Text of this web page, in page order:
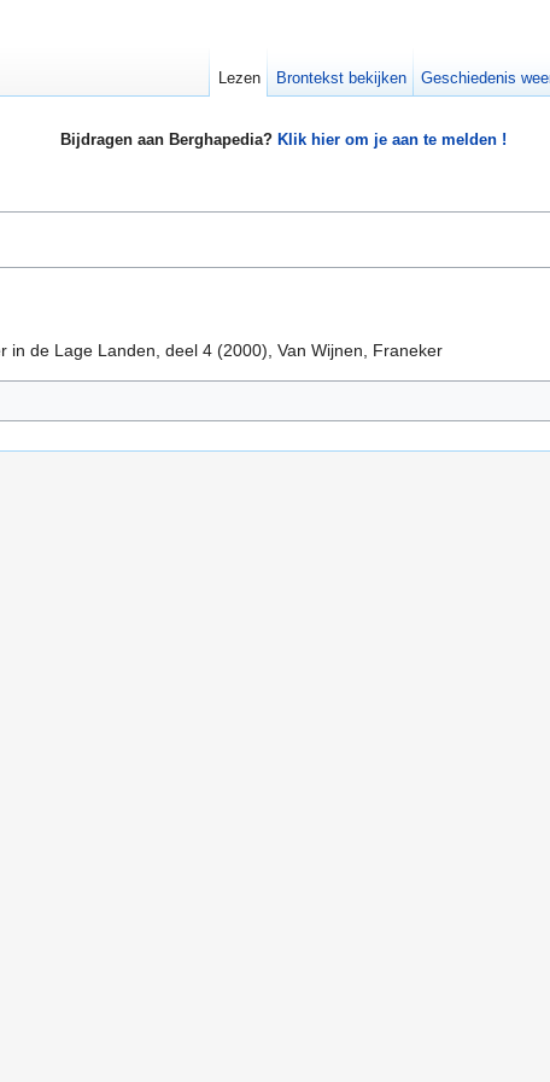
Bijdragen aan Berghapedia? Klik hier om je aan te melden !
in de Lage Landen, deel 4 (2000), Van Wijnen, Franeker
Lezen Brontekst bekijken Geschiedenis